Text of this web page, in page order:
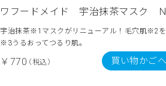
ワフードメイド 宇治抹茶マスク Ｎ
宇治抹茶※1マスクがリニューアル！毛穴肌※2
※3うるおってつるり肌。
￥770（税込） 買い物かご